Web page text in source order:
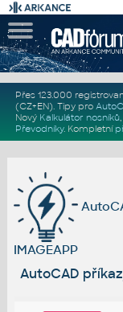
Přes 123.000
(CZ+EN). Tipy pro
Nový Kalkulátor nosníků,
Převodníky. Kompletní
IMAGEAPP
AutoCAD